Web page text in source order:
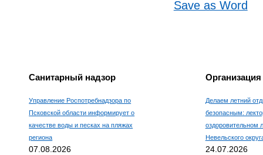
Save as Word
Санитарный надзор
Управление Роспотребнадзора по
Псковской области информирует о
качестве воды и песках на пляжах
региона
07.08.2026
Делаем летний
безопасным:
оздоровительном
Невельского
24.07.2026